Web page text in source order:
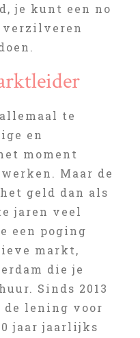
je kunt een no
verzilveren
te
en
moment
Maar de
geld dan als
jaren veel
een poging
markt,
die je
Sinds 2013
de lening voor
jaar jaarlijks